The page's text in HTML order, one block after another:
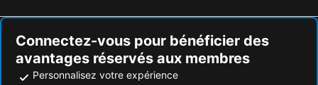
Connectez-vous pour bénéficier des
avantages réservés aux membres
Personnalisez votre expérience